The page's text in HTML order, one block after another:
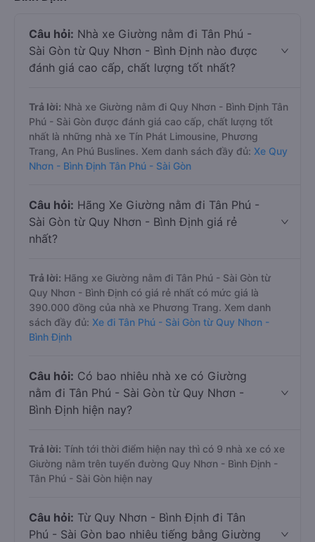
Câu hỏi: Nhà xe Giường nằm đi Tân Phú -
Sài Gòn từ Quy Nhơn - Bình Định nào được
đánh giá cao cấp, chất lượng tốt nhất?
Trả lời: Nhà xe Giường nằm đi Quy Nhơn - Bình Định Tân
Phú - Sài Gòn được đánh giá cao cấp, chất lượng tốt
nhất là những nhà xe Tín Phát Limousine, Phương
Trang, An Phú Buslines. Xem danh sách đầy đủ: Xe Quy
Nhơn - Bình Định Tân Phú - Sài Gòn
Câu hỏi: Hãng Xe Giường nằm đi Tân Phú -
Sài Gòn từ Quy Nhơn - Bình Định giá rẻ
nhất?
Trả lời: Hãng xe Giường nằm đi Tân Phú - Sài Gòn từ
Quy Nhơn - Bình Định có giá rẻ nhất có mức giá là
390.000 đồng của nhà xe Phương Trang. Xem danh
sách đầy đủ: Xe đi Tân Phú - Sài Gòn từ Quy Nhơn -
Bình Định
Câu hỏi: Có bao nhiêu nhà xe có Giường
nằm đi Tân Phú - Sài Gòn từ Quy Nhơn -
Bình Định hiện nay?
Trả lời: Tính tới thời điểm hiện nay thì có 9 nhà xe có xe
Giường nằm trên tuyến đường Quy Nhơn - Bình Định -
Tân Phú - Sài Gòn hiện nay
Câu hỏi: Từ Quy Nhơn - Bình Định đi Tân
Phú - Sài Gòn bao nhiêu tiếng bằng Giường